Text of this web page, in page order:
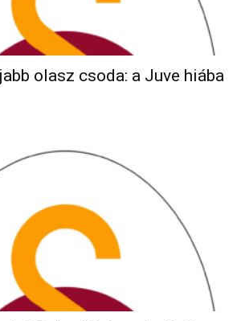
olasz csoda: a Juve hiába